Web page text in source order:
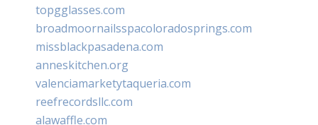
topgglasses.com
broadmoornailsspacoloradosprings.com
missblackpasadena.com
anneskitchen.org
valenciamarketytaqueria.com
reefrecordsllc.com
alawaffle.com